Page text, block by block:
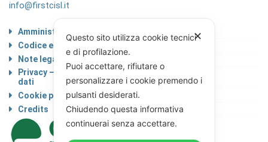
info@firstcisl.it
Amministrazione trasparente
Codice etico
Note legali
Privacy – Informativa sul trattamento dei
dati
Cookie policy
Credits
✕
Questo sito utilizza cookie tecnici
e di profilazione.
Puoi accettare, rifiutare o
personalizzare i cookie premendo i
pulsanti desiderati.
Chiudendo questa informativa
continuerai senza accettare.